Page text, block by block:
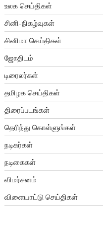
உலக செய்திகள்
சினி-நிகழ்வுகள்
சினிமா செய்திகள்
ஜோதிடம்
டிரைலர்கள்
தமிழக செய்திகள்
திரைப்படங்கள்
தெரிந்து கொள்ளுங்கள்
நடிகர்கள்
நடிகைகள்
விமர்சனம்
விளையாட்டு செய்திகள்